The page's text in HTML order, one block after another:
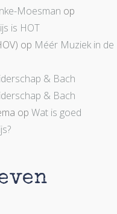
Moesman op
is HOT
op Méér Muziek in de
& Bach
& Bach
op Wat is goed